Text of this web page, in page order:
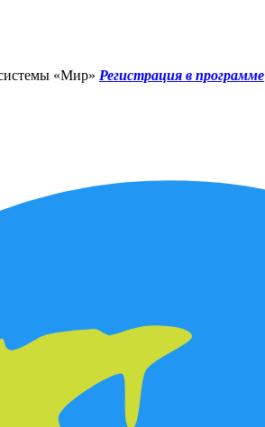
«Мир» Регистрация в программе